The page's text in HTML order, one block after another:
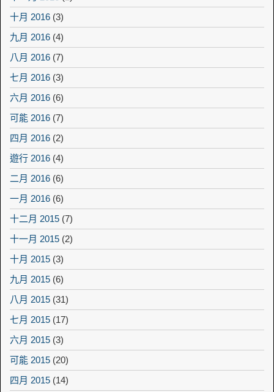
十月 2016 (3)
九月 2016 (4)
八月 2016 (7)
七月 2016 (3)
六月 2016 (6)
可能 2016 (7)
四月 2016 (2)
遊行 2016 (4)
二月 2016 (6)
一月 2016 (6)
十二月 2015 (7)
十一月 2015 (2)
十月 2015 (3)
九月 2015 (6)
八月 2015 (31)
七月 2015 (17)
六月 2015 (3)
可能 2015 (20)
四月 2015 (14)